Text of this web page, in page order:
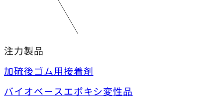
注力製品
加硫後ゴム用接着剤
バイオベースエポキシ変性品